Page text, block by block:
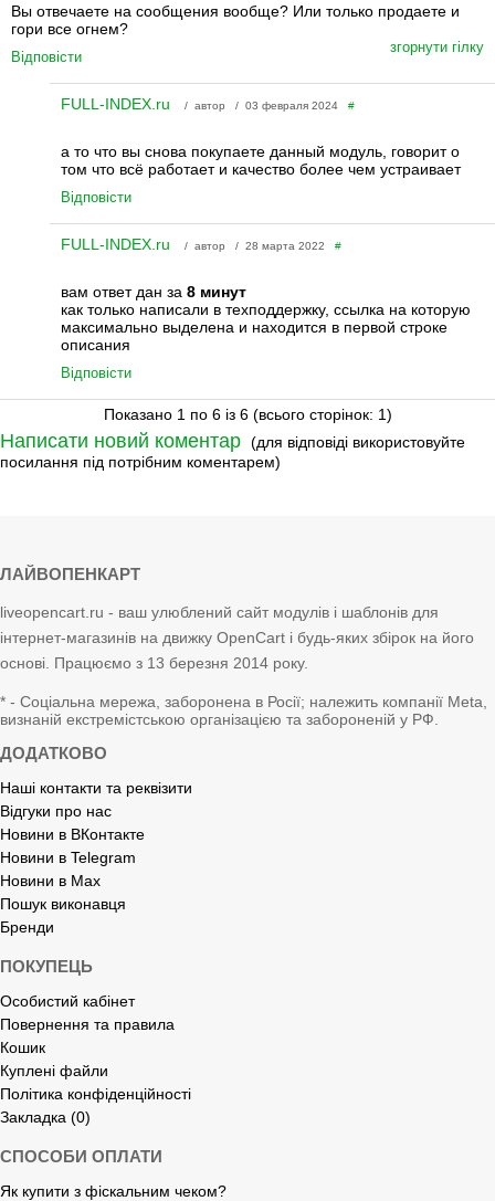
Вы отвечаете на сообщения вообще? Или только продаете и
гори все огнем?
Відповісти
згорнути гілку
FULL-INDEX.ru / автор / 03 февраля 2024 #
а то что вы снова покупаете данный модуль, говорит о
том что всё работает и качество более чем устраивает
Відповісти
FULL-INDEX.ru / автор / 28 марта 2022 #
вам ответ дан за 8 минут
как только написали в техподдержку, ссылка на которую
максимально выделена и находится в первой строке
описания
Відповісти
Показано 1 по 6 із 6 (всього сторінок: 1)
Написати новий коментар (для відповіді використовуйте
посилання під потрібним коментарем)
ЛАЙВОПЕНКАРТ
liveopencart.ru - ваш улюблений сайт модулів і шаблонів для
інтернет-магазинів на движку OpenCart і будь-яких збірок на його
основі. Працюємо з 13 березня 2014 року.
* - Соціальна мережа, заборонена в Росії; належить компанії Meta,
визнаній екстремістською організацією та забороненій у РФ.
ДОДАТКОВО
Наші контакти та реквізити
Відгуки про нас
Новини в ВКонтакте
Новини в Telegram
Новини в Max
Пошук виконавця
Бренди
ПОКУПЕЦЬ
Особистий кабінет
Повернення та правила
Кошик
Куплені файли
Політика конфіденційності
Закладка (0)
СПОСОБИ ОПЛАТИ
Як купити з фіскальним чеком?